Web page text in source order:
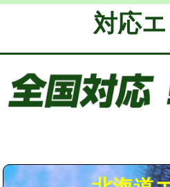
め込み）)
給水管工事※（土の掘削・埋め戻
給水管工事※（塩ビ管（VP・HI）
用/3ｍまで)
給水管工事※（ライニング鋼管・
管・ポリ管・HT管使用/3ｍまで)
対応